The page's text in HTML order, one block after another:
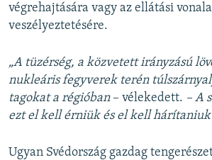
végrehajtására vagy az ellátási
veszélyeztetésére.
„A tüzérség, a közvetett irányzású
nukleáris fegyverek terén
tagokat a régióban– vélekedett. – A
ezt el kell érniük és el kell
Ugyan Svédország gazdag